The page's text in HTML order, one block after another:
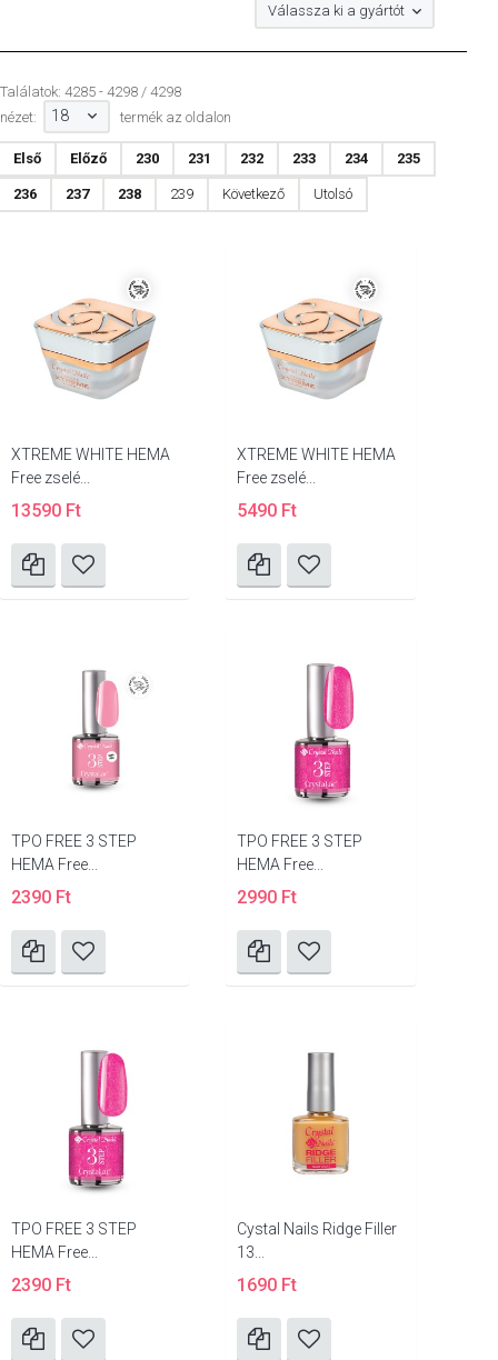
Válassza ki a gyártót
Találatok: 4285 - 4298 / 4298
nézet:
18 termék az oldalon
Első Előző 230 231 232 233 234 235
236 237 238 239 Következő Utolsó
XTREME WHITE HEMA
Free zselé...
13590 Ft
XTREME WHITE HEMA
Free zselé...
5490 Ft
TPO FREE 3 STEP
HEMA Free...
2390 Ft
TPO FREE 3 STEP
HEMA Free...
2990 Ft
TPO FREE 3 STEP
HEMA Free...
2390 Ft
Cystal Nails Ridge Filler
13...
1690 Ft